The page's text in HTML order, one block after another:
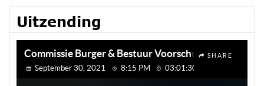
Uitzending